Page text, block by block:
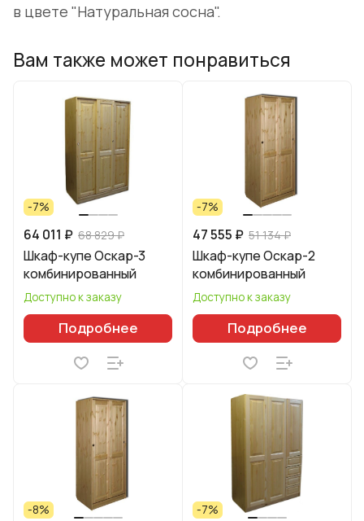
в цвете "Натуральная сосна".
Вам также может понравиться
-7%
64 011 ₽ 68 829 ₽
Шкаф-купе Оскар-3
комбинированный
Доступно к заказу
Подробнее
-7%
47 555 ₽ 51 134 ₽
Шкаф-купе Оскар-2
комбинированный
Доступно к заказу
Подробнее
-8% -7%